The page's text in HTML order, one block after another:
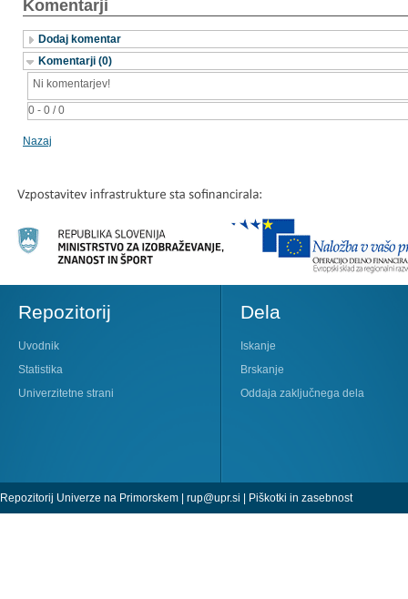
Komentarji
Dodaj komentar
Komentarji (0)
0 - 0 / 0
Ni komentarjev!
Nazaj
Repozitorij
Uvodnik
Statistika
Univerzitetne strani
Dela
Iskanje
Brskanje
Oddaja zaključnega dela
Repozitorij Univerze na Primorskem | rup@upr.si Piškotki in zasebnost